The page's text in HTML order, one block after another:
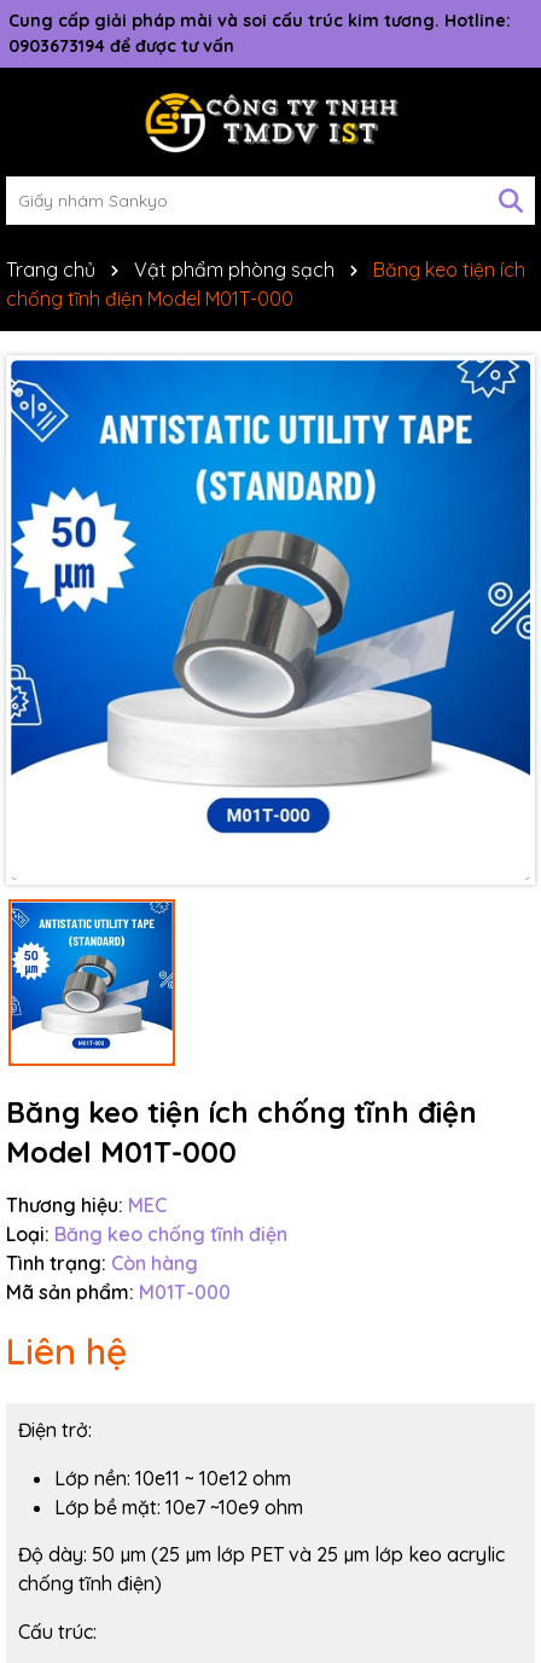
Cung cấp giải pháp mài và soi cấu trúc kim tương. Hotline:
0903673194 để được tư vấn
Trang chủ Vật phẩm phòng sạch
Băng keo tiện ích
chống tĩnh điện Model M01T-000
Băng keo tiện ích chống tĩnh điện
Model M01T-000
Thương hiệu: MEC
Loại: Băng keo chống tĩnh điện
Tình trạng: Còn hàng
Mã sản phẩm: M01T-000
Liên hệ
Điện trở:
Lớp nền: 10e11 ~ 10e12 ohm
Lớp bề mặt: 10e7 ~10e9 ohm
Độ dày: 50 µm (25 µm lớp PET và 25 µm lớp keo acrylic
chống tĩnh điện)
Cấu trúc:
Mã giảm giá:
Ngày hết hạn: